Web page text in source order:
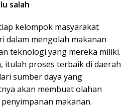
salah
kelompok masyarakat
dalam mengolah makanan
teknologi yang mereka miliki.
itulah proses terbaik di daerah
sumber daya yang
akan membuat olahan
makanan.